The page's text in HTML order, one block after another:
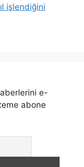
işlendiğini
e-
abone